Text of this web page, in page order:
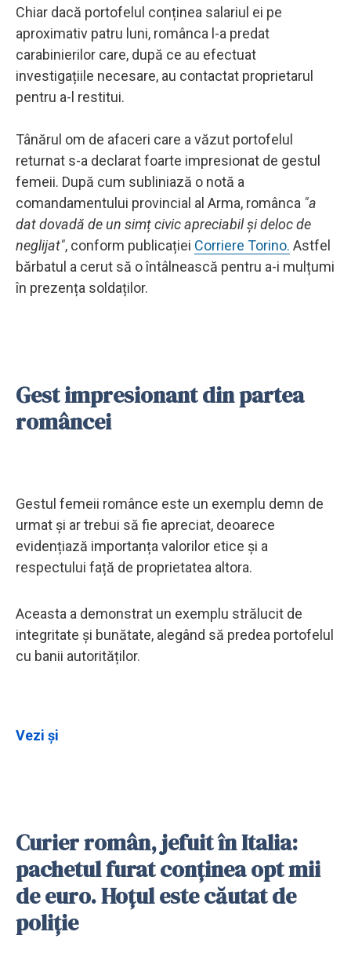
Chiar dacă portofelul conținea salariul ei pe
aproximativ patru luni, românca l-a predat
carabinierilor care, după ce au efectuat
investigațiile necesare, au contactat proprietarul
pentru a-l restitui.
Tânărul om de afaceri care a văzut portofelul
returnat s-a declarat foarte impresionat de gestul
femeii. După cum subliniază o notă a
comandamentului provincial al Arma, românca "a
dat dovadă de un simț civic apreciabil și deloc de
neglijat", conform publicației Corriere Torino. Astfel
bărbatul a cerut să o întâlnească pentru a-i mulțumi
în prezența soldaților.
Gest impresionant din partea
româncei
Gestul femeii românce este un exemplu demn de
urmat și ar trebui să fie apreciat, deoarece
evidențiază importanța valorilor etice și a
respectului față de proprietatea altora.
Aceasta a demonstrat un exemplu strălucit de
integritate și bunătate, alegând să predea portofelul
cu banii autorităților.
Vezi și
Curier român, jefuit în Italia:
pachetul furat conținea opt mii
de euro. Hoțul este căutat de
poliție